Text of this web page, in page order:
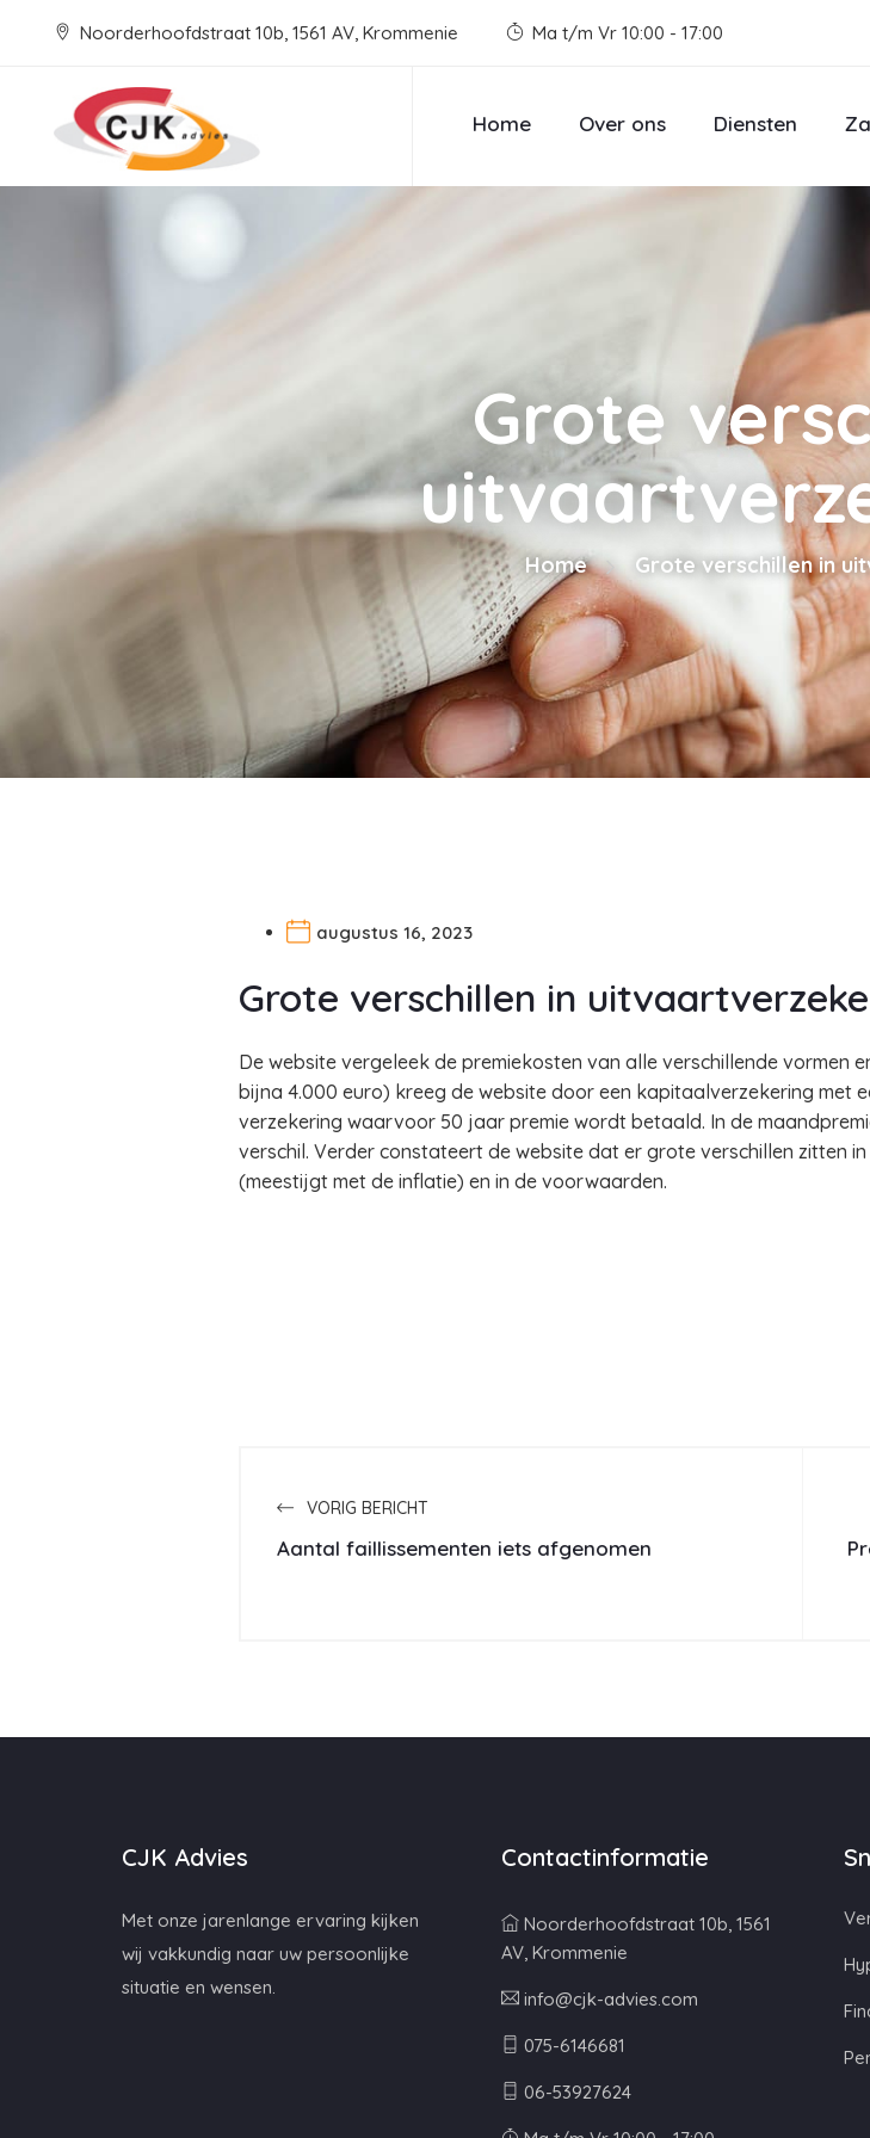
Noorderhoofdstraat 10b, 1561 AV, Krommenie Ma t/m Vr 10:00 - 17:00
Home Over ons Diensten
Grote
Home Grote verschillen in
augustus 16, 2023
Grote verschillen in
De website vergeleek de premiekosten van alle verschillende vormen
bijna 4.000 euro) kreeg de website door een kapitaalverzekering met
verzekering waarvoor 50 jaar premie wordt betaald. In de
verschil. Verder constateert de website dat er grote verschillen zitten
(meestijgt met de inflatie) en in de voorwaarden.
VORIG BERICHT
Aantal faillissementen iets afgenomen
CJK Advies
Met onze jarenlange ervaring kijken
wij vakkundig naar uw persoonlijke
situatie en wensen.
Contactinformatie
Noorderhoofdstraat 10b, 1561
AV, Krommenie
info@cjk-advies.com
075-6146681
06-53927624